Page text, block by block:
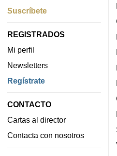
Suscríbete
REGISTRADOS
Mi perfil
Newsletters
Regístrate
CONTACTO
Cartas al director
Contacta con nosotros